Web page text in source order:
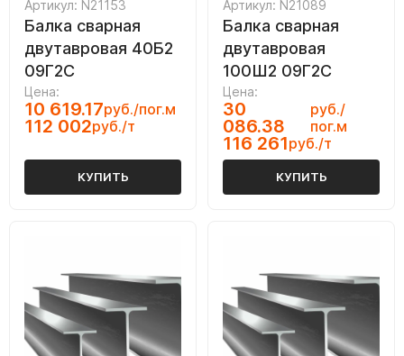
Артикул: N21153
Балка сварная
двутавровая 40Б2
09Г2С
Цена:
10 619.17руб./пог.м
112 002руб./т
КУПИТЬ
Артикул: N21089
Балка сварная
двутавровая
100Ш2 09Г2С
Цена:
30
086.38
руб./
пог.м
116 261руб./т
КУПИТЬ